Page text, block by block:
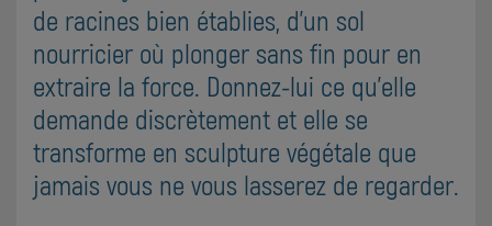
de racines bien établies, d'un sol
nourricier où plonger sans fin pour en
extraire la force. Donnez-lui ce qu'elle
demande discrètement et elle se
transforme en sculpture végétale que
jamais vous ne vous lasserez de regarder.